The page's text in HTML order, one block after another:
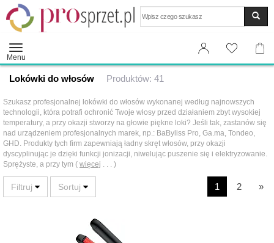
Menu
Lokówki do włosów Produktów: 41
Szukasz profesjonalnej lokówki do włosów wykonanej według najnowszych
technologii, która potrafi ochronić Twoje włosy przed działaniem zbyt wysokiej
temperatury, a przy okazji stworzy na głowie piękne loki? Jeśli tak, zastanów się
nad urządzeniem profesjonalnych marek, np.: BaByliss Pro, Ga.ma, Tondeo,
GHD. Produkty tych firm zapewniają ładny skręt włosów, przy okazji
dyscyplinując je dzięki funkcji jonizacji, niwelując puszenie się i elektryzowanie.
Sprężyste, a przy tym ( więcej . . . )
1 2 »